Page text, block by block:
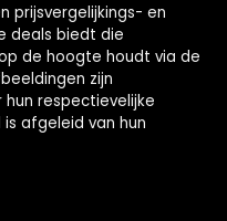
prijsvergelijkings- en
deals biedt die
de hoogte houdt via de
zijn
respectievelijke
afgeleid van hun